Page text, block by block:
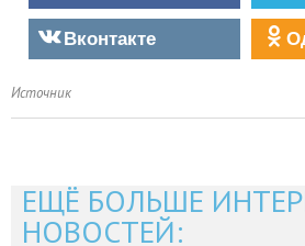
Вконтакте
Источник
ЕЩЁ БОЛЬШЕ
НОВОСТЕЙ: